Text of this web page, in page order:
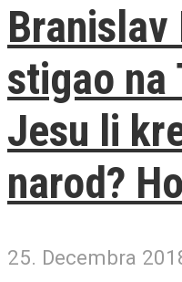
stigao na
Jesu li
narod?
25. Decembra